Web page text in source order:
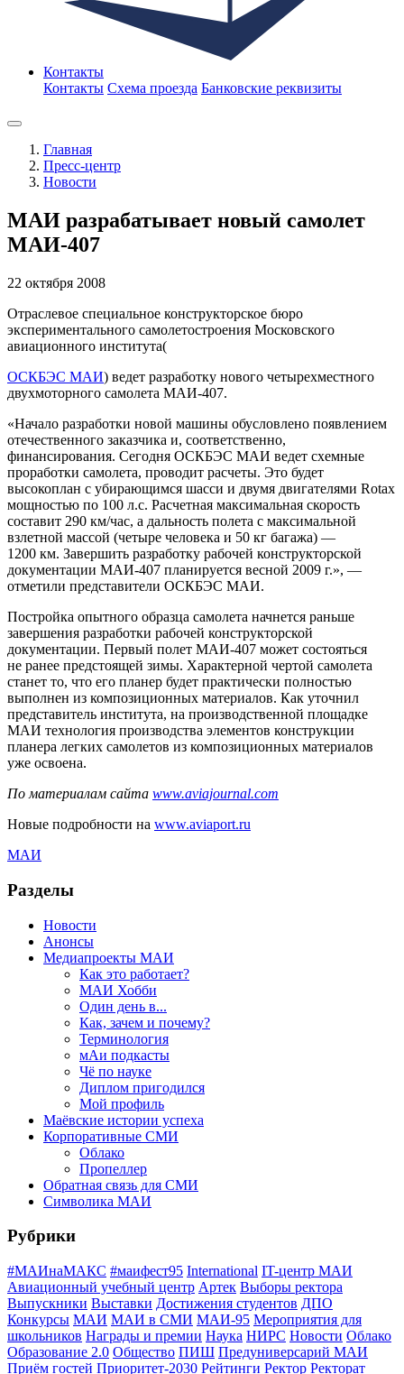
Контакты
Контакты Схема проезда Банковские реквизиты
Главная
Пресс-центр
Новости
МАИ разрабатывает новый самолет
МАИ-407
22 октября 2008
Отраслевое специальноe конструкторское бюро
экспериментального самолетостроения Московского
авиационного института(
ОСКБЭС МАИ) ведет разработку нового четырехместного
двухмоторного самолета МАИ-407.
«Начало разработки новой машины обусловлено появлением
отечественного заказчика и, соответственно,
финансирования. Сегодня ОСКБЭС МАИ ведет схемные
проработки самолета, проводит расчеты. Это будет
высокоплан с убирающимся шасси и двумя двигателями Rotax
мощностью по 100 л.с. Расчетная максимальная скорость
составит 290 км/час, а дальность полета с максимальной
взлетной массой (четыре человека и 50 кг багажа) —
1200 км. Завершить разработку рабочей конструкторской
документации МАИ-407 планируется весной 2009 г.», —
отметили представители ОСКБЭС МАИ.
Постройка опытного образца самолета начнется раньше
завершения разработки рабочей конструкторской
документации. Первый полет МАИ-407 может состояться
не ранее предстоящей зимы. Характерной чертой самолета
станет то, что его планер будет практически полностью
выполнен из композиционных материалов. Как уточнил
представитель института, на производственной площадке
МАИ технология производства элементов конструкции
планера легких самолетов из композиционных материалов
уже освоена.
По материалам сайта www.aviajournal.com
Новые подробности на www.aviaport.ru
МАИ
Разделы
Новости
Анонсы
Медиапроекты МАИ
Как это работает?
МАИ Хобби
Один день в...
Как, зачем и почему?
Терминология
мАи подкасты
Чё по науке
Диплом пригодился
Мой профиль
Маёвские истории успеха
Корпоративные СМИ
Облако
Пропеллер
Обратная связь для СМИ
Символика МАИ
Рубрики
#МАИнаМАКС #маифест95 International IT-центр МАИ
Авиационный учебный центр Артек Выборы ректора
Выпускники Выставки Достижения студентов ДПО
Конкурсы МАИ МАИ в СМИ МАИ-95 Мероприятия для
школьников Награды и премии Наука НИРС Новости Облако
Образование 2.0 Общество ПИШ Предуниверсарий МАИ
Приём гостей Приоритет-2030 Рейтинги Ректор Ректорат